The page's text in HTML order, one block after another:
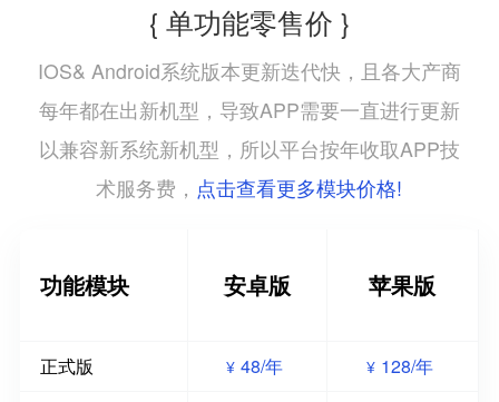
{ 单功能零售价 }
IOS& Android系统版本更新迭代快，且各大产商
每年都在出新机型，导致APP需要一直进行更新
以兼容新系统新机型，所以平台按年收取APP技
术服务费， 点击查看更多模块价格!
功能模块 安卓版 苹果版
正式版 ¥ 48/年 ¥ 128/年